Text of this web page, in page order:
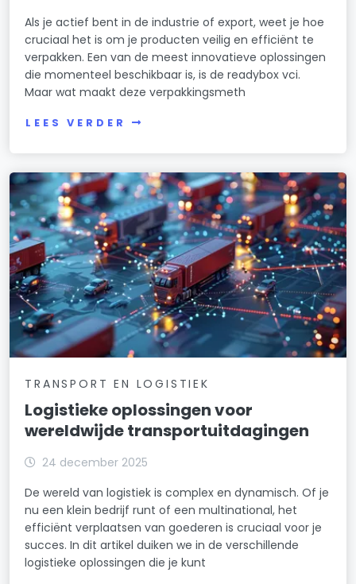
Als je actief bent in de industrie of export, weet je hoe
cruciaal het is om je producten veilig en efficiënt te
verpakken. Een van de meest innovatieve oplossingen
die momenteel beschikbaar is, is de readybox vci.
Maar wat maakt deze verpakkingsmeth
LEES VERDER
TRANSPORT EN LOGISTIEK
Logistieke oplossingen voor
wereldwijde transportuitdagingen
24 december 2025
De wereld van logistiek is complex en dynamisch. Of je
nu een klein bedrijf runt of een multinational, het
efficiënt verplaatsen van goederen is cruciaal voor je
succes. In dit artikel duiken we in de verschillende
logistieke oplossingen die je kunt